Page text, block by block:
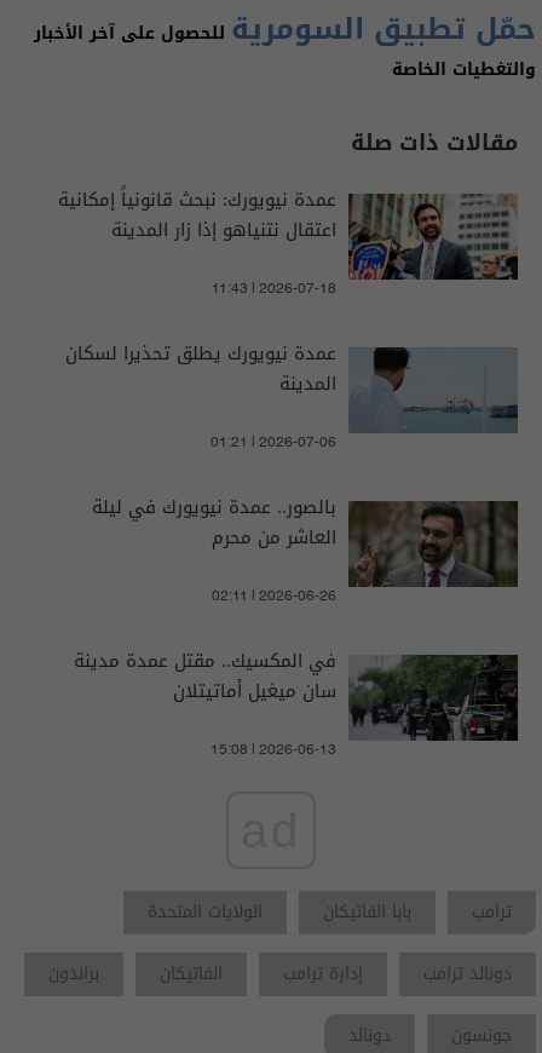
حمّل تطبيق السومرية للحصول على آخر الأخبار
والتغطيات الخاصة
مقالات ذات صلة
عمدة نيويورك: نبحث قانونياً إمكانية
اعتقال نتنياهو إذا زار المدينة
11:43 | 2026-07-18
عمدة نيويورك يطلق تحذيرا لسكان
المدينة
01:21 | 2026-07-06
بالصور.. عمدة نيويورك في ليلة
العاشر من محرم
02:11 | 2026-06-26
في المكسيك.. مقتل عمدة مدينة
سان ميغيل أماتيتلان
15:08 | 2026-06-13
ترامب بابا الفاتيكان
الولايات المتحدة
دونالد ترامب
إدارة ترامب الفاتيكان
براندون
جونسون
دونالد